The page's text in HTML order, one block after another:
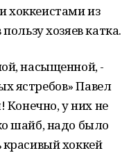
хоккеистами из
хозяев катка.
насыщенной, -
ястребов» Павел
Конечно, у них не
шайб, надо было
красивый хоккей